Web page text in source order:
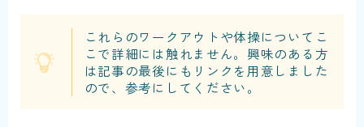
これらのワークアウトや体操についてこ
こで詳細には触れません。興味のある方
は記事の最後にもリンクを用意しました
ので、参考にしてください。